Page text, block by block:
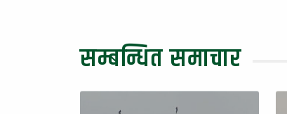
सम्बन्धित समाचार